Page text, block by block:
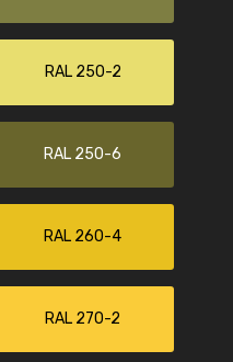
RAL 250-2
RAL 250-6
RAL 260-4
RAL 270-2